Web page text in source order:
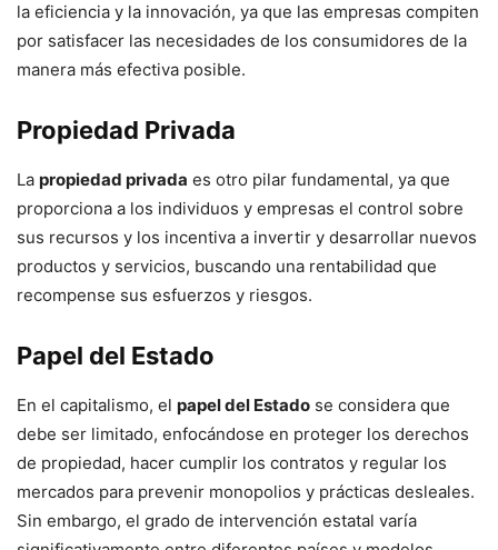
la eficiencia y la innovación, ya que las empresas compiten
por satisfacer las necesidades de los consumidores de la
manera más efectiva posible.
Propiedad Privada
La propiedad privada es otro pilar fundamental, ya que
proporciona a los individuos y empresas el control sobre
sus recursos y los incentiva a invertir y desarrollar nuevos
productos y servicios, buscando una rentabilidad que
recompense sus esfuerzos y riesgos.
Papel del Estado
En el capitalismo, el papel del Estado se considera que
debe ser limitado, enfocándose en proteger los derechos
de propiedad, hacer cumplir los contratos y regular los
mercados para prevenir monopolios y prácticas desleales.
Sin embargo, el grado de intervención estatal varía